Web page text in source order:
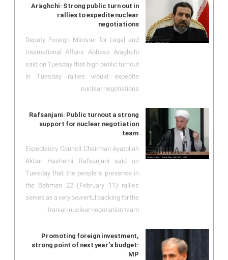
Arَaghchi: Strong public turn out in
rallies to expedite nuclear
negotiations
Deputy Foreign Minister for Legal and
International Affairs Abbass Araghchi
said on Tuesday that high public turnout
in Tuesday rallies would expedite
nuclear negotiations.
Rafsanjani: Public turnout a strong
support for nuclear negotiation
team
Expediency Council Chairman Ayatollah
Akbar Hashemi Rafsanjani said on
Tuesday that the peopleˈs presence in
the Bahman 22 (February 11) rallies
serves as a very powerful backing for the
Iranian nuclear negotiation team.
Promoting foreign investment,
strong point of next year’s budget:
MP